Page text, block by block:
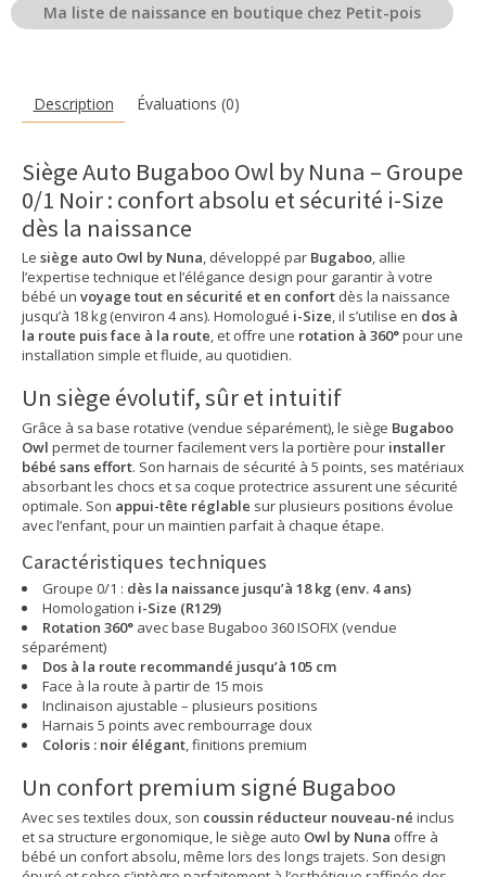
Ma liste de naissance en boutique chez Petit-pois
Description Évaluations (0)
Siège Auto Bugaboo Owl by Nuna – Groupe
0/1 Noir : confort absolu et sécurité i-Size
dès la naissance
Le siège auto Owl by Nuna, développé par Bugaboo, allie
l’expertise technique et l’élégance design pour garantir à votre
bébé un voyage tout en sécurité et en confort dès la naissance
jusqu’à 18 kg (environ 4 ans). Homologué i-Size, il s’utilise en dos à
la route puis face à la route, et offre une rotation à 360°pour une
installation simple et fluide, au quotidien.
Un siège évolutif, sûr et intuitif
Grâce à sa base rotative (vendue séparément), le siège Bugaboo
Owl permet de tourner facilement vers la portière pour installer
bébé sans effort. Son harnais de sécurité à 5 points, ses matériaux
absorbant les chocs et sa coque protectrice assurent une sécurité
optimale. Son appui-tête réglable sur plusieurs positions évolue
avec l’enfant, pour un maintien parfait à chaque étape.
Caractéristiques techniques
Groupe 0/1 : dès la naissance jusqu’à 18 kg (env. 4 ans)
Homologation i-Size (R129)
Rotation 360° avec base Bugaboo 360 ISOFIX (vendue
séparément)
Dos à la route recommandé jusqu’à 105 cm
Face à la route à partir de 15 mois
Inclinaison ajustable – plusieurs positions
Harnais 5 points avec rembourrage doux
Coloris : noir élégant, finitions premium
Un confort premium signé Bugaboo
Avec ses textiles doux, son coussin réducteur nouveau-né inclus
et sa structure ergonomique, le siège auto Owl by Nuna offre à
bébé un confort absolu, même lors des longs trajets. Son design